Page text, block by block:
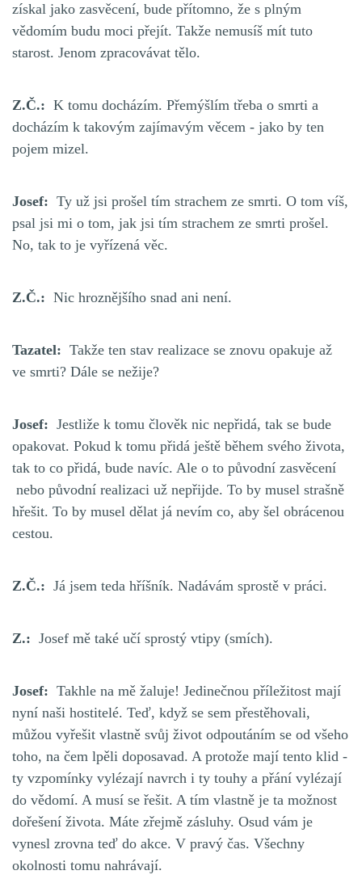
získal jako zasvěcení, bude přítomno, že s plným
vědomím budu moci přejít. Takže nemusíš mít tuto
starost. Jenom zpracovávat tělo.
Z.Č.: K tomu docházím. Přemýšlím třeba o smrti a
docházím k takovým zajímavým věcem - jako by ten
pojem mizel.
Josef: Ty už jsi prošel tím strachem ze smrti. O tom víš,
psal jsi mi o tom, jak jsi tím strachem ze smrti prošel.
No, tak to je vyřízená věc.
Z.Č.: Nic hroznějšího snad ani není.
Tazatel: Takže ten stav realizace se znovu opakuje až
ve smrti? Dále se nežije?
Josef: Jestliže k tomu člověk nic nepřidá, tak se bude
opakovat. Pokud k tomu přidá ještě během svého života,
tak to co přidá, bude navíc. Ale o to původní zasvěcení
nebo původní realizaci už nepřijde. To by musel strašně
hřešit. To by musel dělat já nevím co, aby šel obrácenou
cestou.
Z.Č.: Já jsem teda hříšník. Nadávám sprostě v práci.
Z.: Josef mě také učí sprostý vtipy (smích).
Josef: Takhle na mě žaluje! Jedinečnou příležitost mají
nyní naši hostitelé. Teď, když se sem přestěhovali,
můžou vyřešit vlastně svůj život odpoutáním se od všeho
toho, na čem lpěli doposavad. A protože mají tento klid -
ty vzpomínky vylézají navrch i ty touhy a přání vylézají
do vědomí. A musí se řešit. A tím vlastně je ta možnost
dořešení života. Máte zřejmě zásluhy. Osud vám je
vynesl zrovna teď do akce. V pravý čas. Všechny
okolnosti tomu nahrávají.